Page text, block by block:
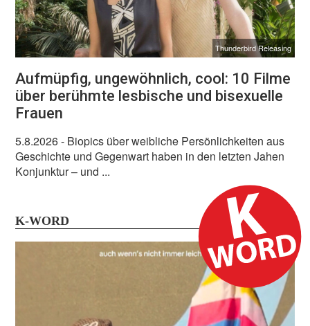
Thunderbird Releasing
Aufmüpfig, ungewöhnlich, cool: 10 Filme
über berühmte lesbische und bisexuelle
Frauen
5.8.2026- Biopics über weibliche Persönlichkeiten aus
Geschichte und Gegenwart haben in den letzten Jahen
Konjunktur – und ...
K-WORD